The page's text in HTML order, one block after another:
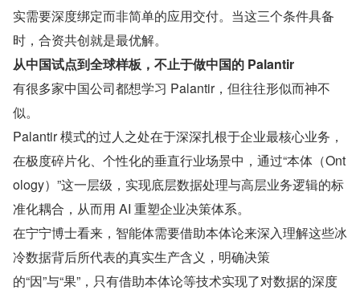
实需要深度绑定而非简单的应用交付。当这三个条件具备
时，合资共创就是最优解。
从中国试点到全球样板，不止于做中国的 Palantir
有很多家中国公司都想学习 Palantir，但往往形似而神不
似。
Palantir 模式的过人之处在于深深扎根于企业最核心业务，
在极度碎片化、个性化的垂直行业场景中，通过“本体（Ont
ology）”这一层级，实现底层数据处理与高层业务逻辑的标
准化耦合，从而用 AI 重塑企业决策体系。
在宁宁博士看来，智能体需要借助本体论来深入理解这些冰
冷数据背后所代表的真实生产含义，明确决策
的“因”与“果”，只有借助本体论等技术实现了对数据的深度